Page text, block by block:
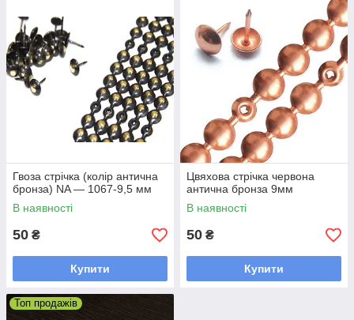
Гвоза стрічка (колір антична
бронза) NA — 1067-9,5 мм
В наявності
50 ₴
Купити
Цвяхова стрічка червона
антична бронза 9мм
В наявності
50 ₴
Купити
Топ продажів